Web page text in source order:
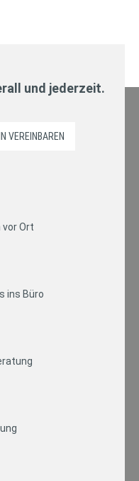
und jederzeit.
VEREINBAREN
vor Ort
ins Büro